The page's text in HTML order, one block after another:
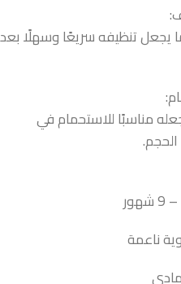
يجعل تنظيفه سريعًا وسهلًا بعد
مناسبًا للاستحمام في
ناعمة